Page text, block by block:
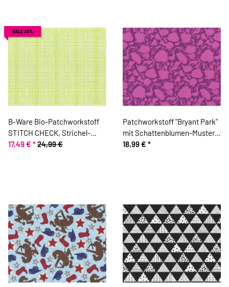
SALE 30%
B-Ware Bio-Patchworkstoff
STITCH CHECK, Strichel-
Raster, hellgrün-gebrochenes
17,49 € *24,99 €
Patchworkstoff "Bryant Park"
mit Schattenblumen-Muster,
lila-pink
18,99 € *